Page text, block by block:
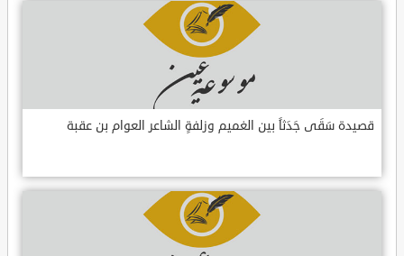
قصيدة سَقَى جَدَثاً بين الغميم وزلفةٍ الشاعر العوام بن عقبة